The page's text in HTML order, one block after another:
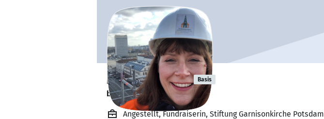
Madita Große Basis
bildet sich zurzeit weiter. 🎓
Angestellt, Fundraiserin, Stiftung Garnisonkirche Potsdam